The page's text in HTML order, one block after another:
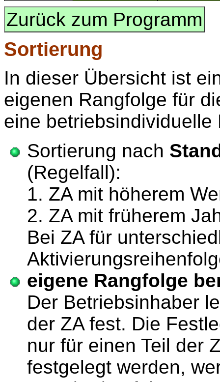
Zurück zum Programm
Sortierung
In dieser Übersicht ist
eigenen Rangfolge für
eine
Sortierung nach
(Regelfall):
1. ZA mit höherem
2. ZA mit früherem
Bei ZA für
eigene Rangfolge
Der Betriebsinhaber
der ZA fest. Die
nur für einen Teil der
festgelegt werden,